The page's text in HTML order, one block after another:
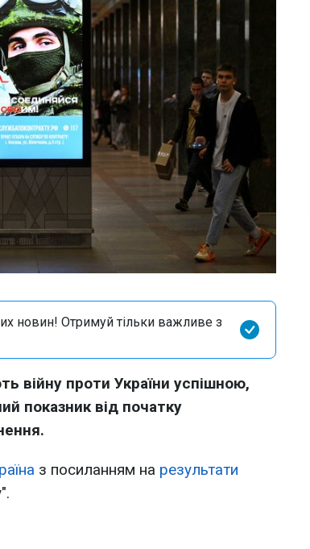
новин! Отримуй тільки важливе з
війну проти України успішною,
показник від початку
з посиланням на результати